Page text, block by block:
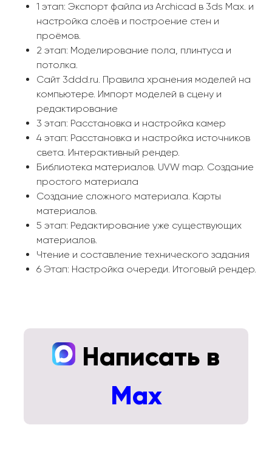
1 этап: Экспорт файла из Archicad в 3ds Max. и
настройка слоёв и построение стен и
проёмов.
2 этап: Моделирование пола, плинтуса и
потолка.
Сайт 3ddd.ru. Правила хранения моделей на
компьютере. Импорт моделей в сцену и
редактирование
3 этап: Расстановка и настройка камер
4 этап: Расстановка и настройка источников
света. Интерактивный рендер.
Библиотека материалов. UVW map. Создание
простого материала
Создание сложного материала. Карты
материалов.
5 этап: Редактирование уже существующих
материалов.
Чтение и составление технического задания
6 Этап: Настройка очереди. Итоговый рендер.
Написать в
Max